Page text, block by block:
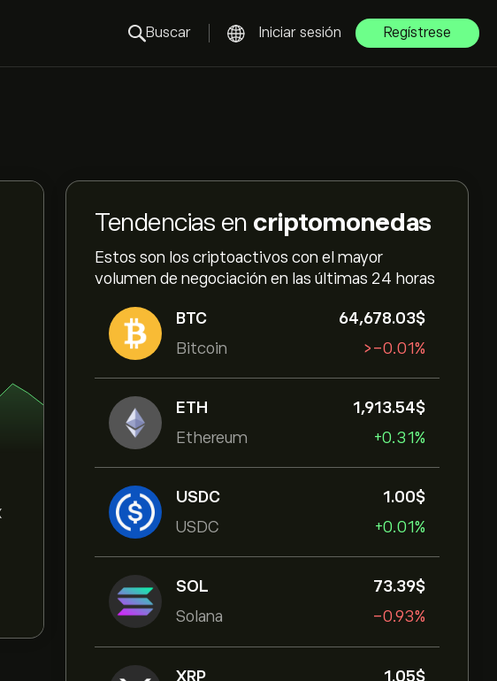
Buscar Iniciar sesión Regístrese
Tendencias en criptomonedas
Estos son los criptoactivos con el mayor
volumen de negociación en las últimas 24 horas
BTC
Bitcoin
64,678.03‎$‎
‎>-‎0.01%
ETH
Ethereum
1,913.54‎$‎
+0.31%
USDC
USDC
1.00‎$‎
+0.01%
SOL
Solana
73.39‎$‎
-0.93%
XRP
1.05‎$‎